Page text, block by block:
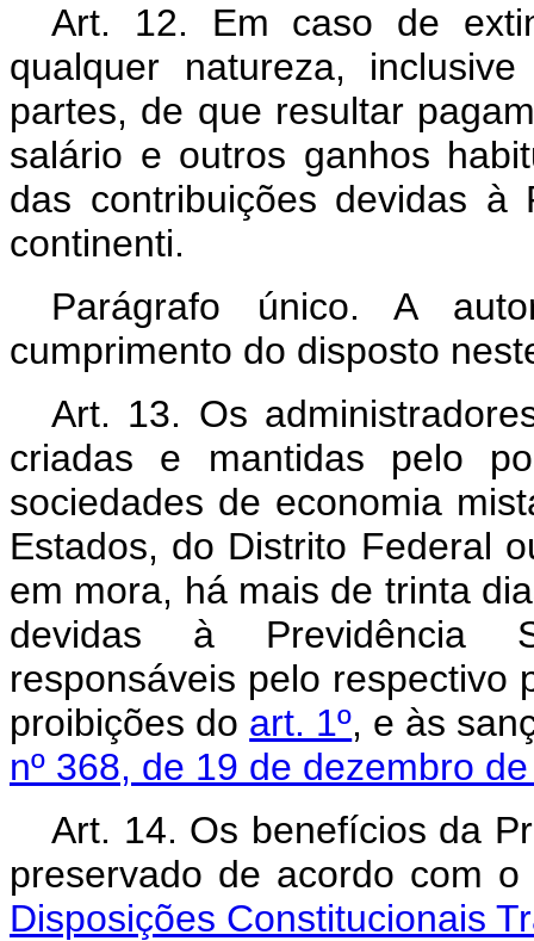
Art. 12. Em caso de
qualquer natureza,
partes, de que resultar
salário e outros ganhos
das contribuições devidas à
continenti.
Parágrafo único. A
cumprimento do disposto
Art. 13. Os
criadas e mantidas pelo
sociedades de economia
Estados, do Distrito Federal
em mora, há mais de trinta
devidas à Previdência
responsáveis pelo respectivo
proibições do art. 1º, e às
nº 368, de 19 de dezembro
Art. 14. Os benefícios da
preservado de acordo com
Disposições Constitucionais